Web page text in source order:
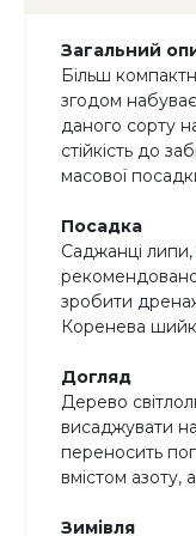
Загальний
Більш
згодом
даного сорту
стійкість до
масової
Посадка
Саджанці
зробити
Коренева
Догляд
Дерево
висаджувати
переносить
вмістом азоту,
Зимівля